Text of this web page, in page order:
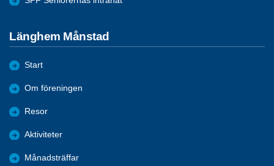
Länghem Månstad
Start
Om föreningen
Resor
Aktiviteter
Månadsträffar